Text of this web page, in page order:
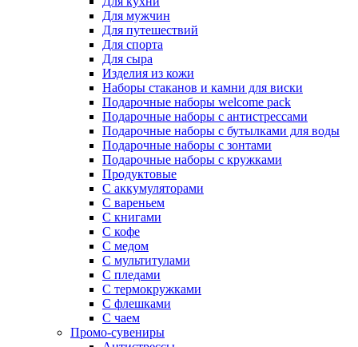
Для мужчин
Для путешествий
Для спорта
Для сыра
Изделия из кожи
Наборы стаканов и камни для виски
Подарочные наборы welcome pack
Подарочные наборы с антистрессами
Подарочные наборы с бутылками для воды
Подарочные наборы с зонтами
Подарочные наборы с кружками
Продуктовые
С аккумуляторами
С вареньем
С книгами
С кофе
С медом
С мультитулами
С пледами
С термокружками
С флешками
С чаем
Промо-сувениры